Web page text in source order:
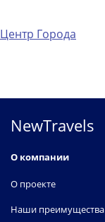
Центр Города
NewTravels
О компании
О проекте
Наши преимущества